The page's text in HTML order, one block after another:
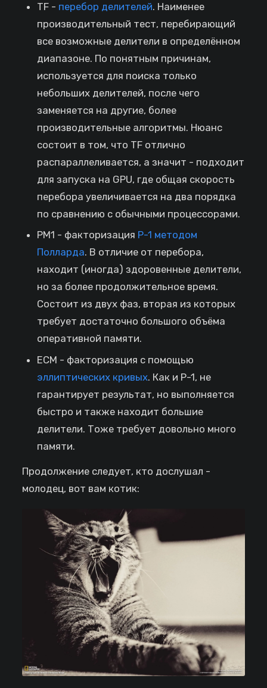
TF - перебор делителей. Наименее
производительный тест, перебирающий
все возможные делители в определённом
диапазоне. По понятным причинам,
используется для поиска только
небольших делителей, после чего
заменяется на другие, более
производительные алгоритмы. Нюанс
состоит в том, что TF отлично
распараллеливается, а значит - подходит
для запуска на GPU, где общая скорость
перебора увеличивается на два порядка
по сравнению с обычными процессорами.
PM1 - факторизация Р-1 методом
Полларда. В отличие от перебора,
находит (иногда) здоровенные делители,
но за более продолжительное время.
Состоит из двух фаз, вторая из которых
требует достаточно большого объёма
оперативной памяти.
ECM - факторизация с помощью
эллиптических кривых. Как и P-1, не
гарантирует результат, но выполняется
быстро и также находит большие
делители. Тоже требует довольно много
памяти.
Продолжение следует, кто дослушал -
молодец, вот вам котик: